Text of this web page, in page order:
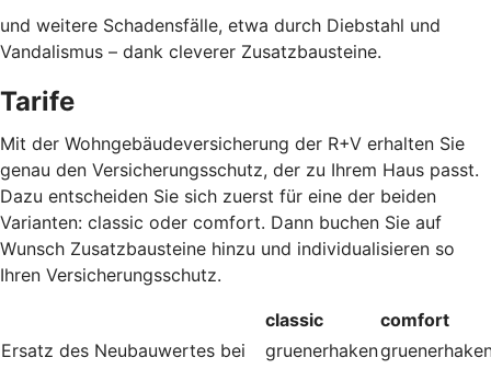
und weitere Schadensfälle, etwa durch Diebstahl und
Vandalismus – dank cleverer Zusatzbausteine.
Tarife
Mit der Wohngebäudeversicherung der R+V erhalten Sie
genau den Versicherungsschutz, der zu Ihrem Haus passt.
Dazu entscheiden Sie sich zuerst für eine der beiden
Varianten: classic oder comfort. Dann buchen Sie auf
Wunsch Zusatzbausteine hinzu und individualisieren so
Ihren Versicherungsschutz.
classic
comfort
Ersatz des Neubauwertes bei
gruenerhaken